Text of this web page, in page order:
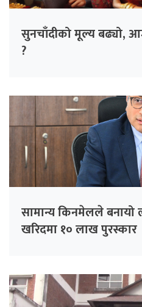
सुनचाँदीको मूल्य बढ्यो,
?
सामान्य किनमेलले
खरिदमा १० लाख पुरस्कार